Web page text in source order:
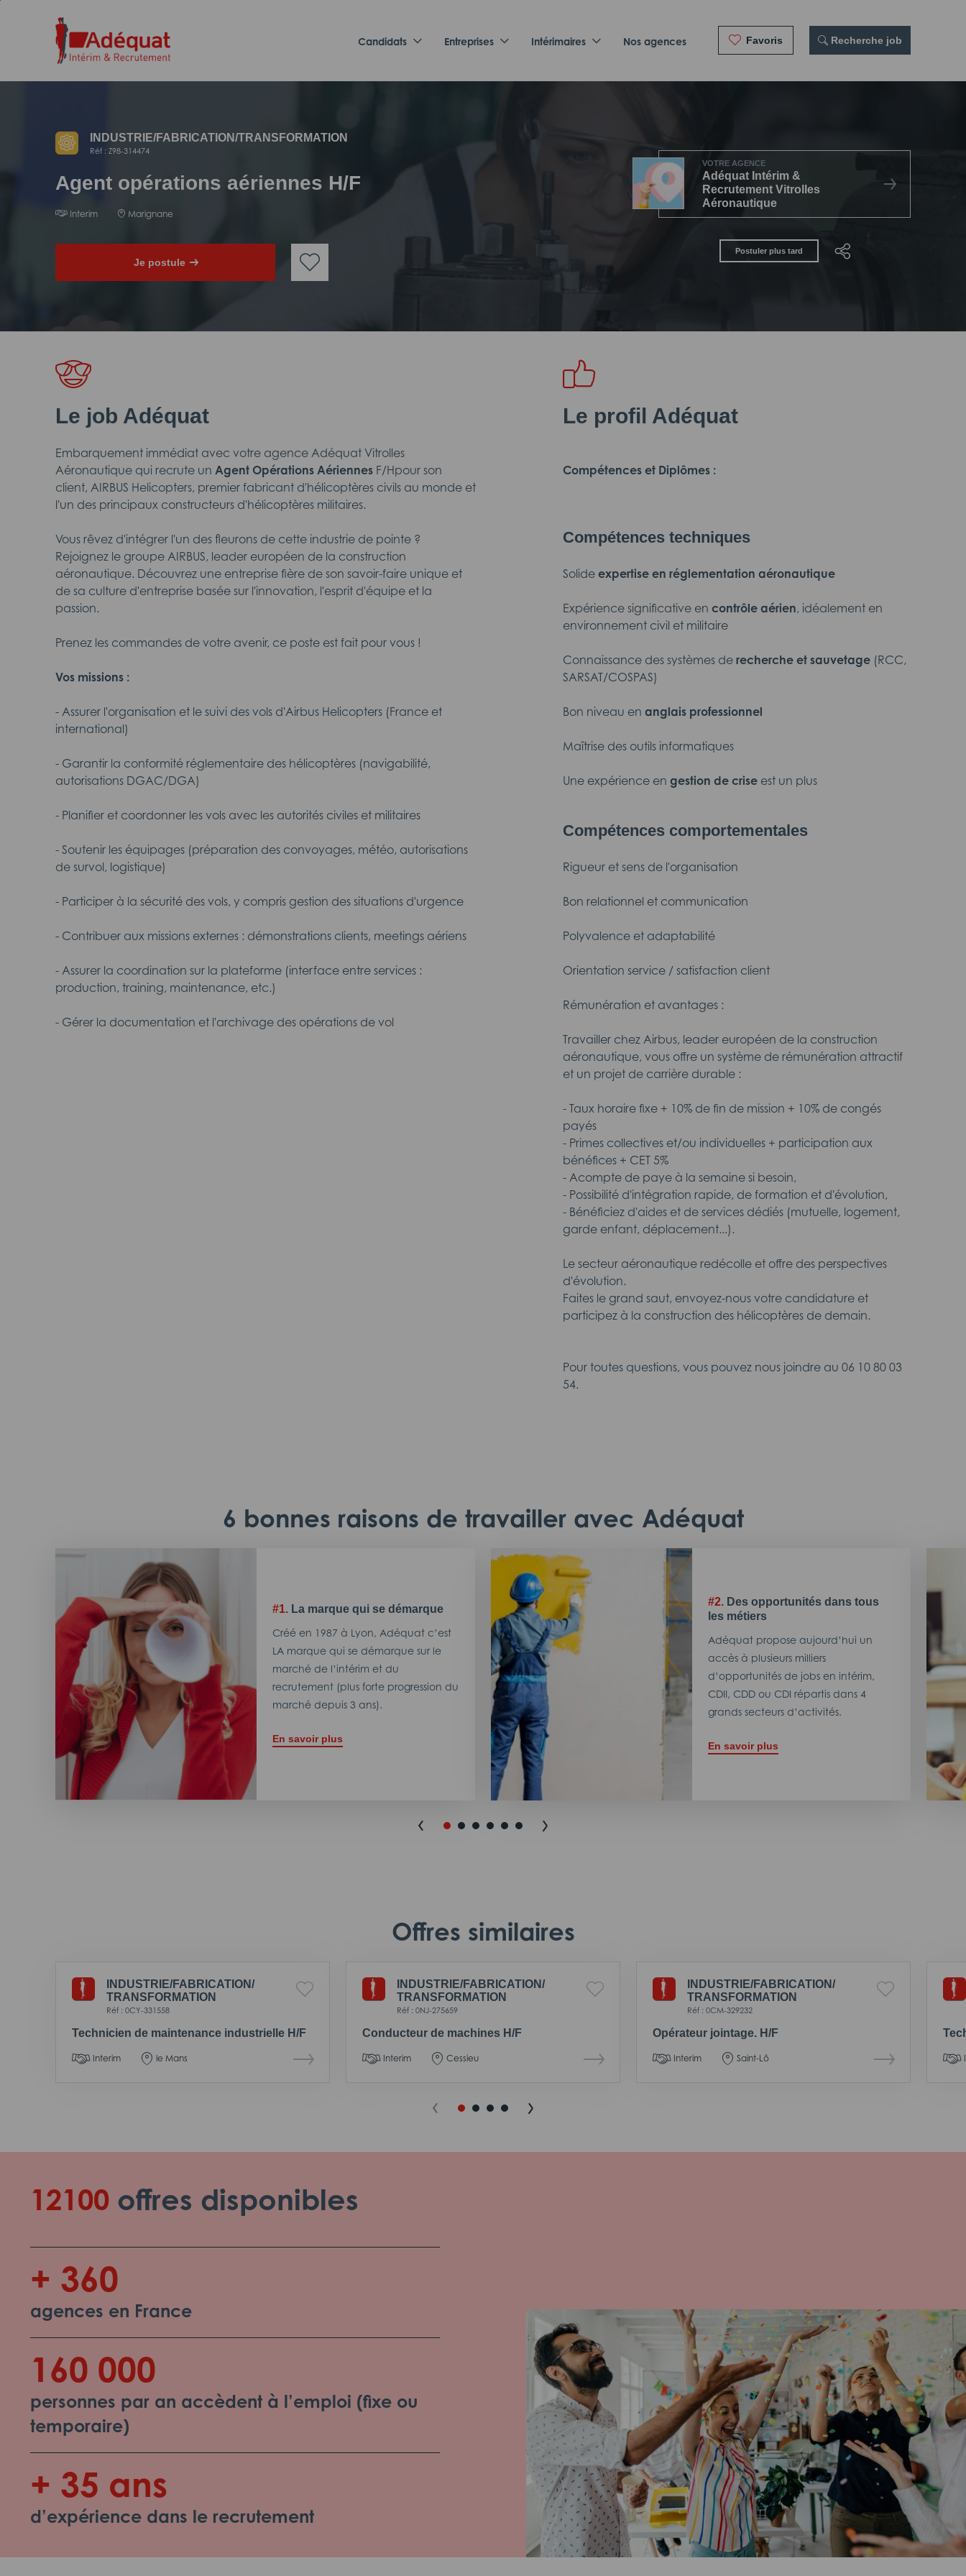
navigation
Candidats Entreprises Intérimaires Nos agences Favoris Recherche job
INDUSTRIE/FABRICATION/TRANSFORMATION
Réf : Z98-314474
Agent opérations aériennes H/F
Interim Marignane
Je postule
VOTRE AGENCE
Adéquat Intérim &
Recrutement Vitrolles
Aéronautique
Postuler plus tard
Le job Adéquat
Embarquement immédiat avec votre agence Adéquat Vitrolles
Aéronautique qui recrute un Agent Opérations Aériennes F/Hpour son
client, AIRBUS Helicopters, premier fabricant d'hélicoptères civils au monde et
l'un des principaux constructeurs d'hélicoptères militaires.
Vous rêvez d'intégrer l'un des fleurons de cette industrie de pointe ?
Rejoignez le groupe AIRBUS, leader européen de la construction
aéronautique. Découvrez une entreprise fière de son savoir-faire unique et
de sa culture d'entreprise basée sur l'innovation, l'esprit d'équipe et la
passion.
Prenez les commandes de votre avenir, ce poste est fait pour vous !
Vos missions :
- Assurer l'organisation et le suivi des vols d'Airbus Helicopters (France et
international)
- Garantir la conformité réglementaire des hélicoptères (navigabilité,
autorisations DGAC/DGA)
- Planifier et coordonner les vols avec les autorités civiles et militaires
- Soutenir les équipages (préparation des convoyages, météo, autorisations
de survol, logistique)
- Participer à la sécurité des vols, y compris gestion des situations d'urgence
- Contribuer aux missions externes : démonstrations clients, meetings aériens
- Assurer la coordination sur la plateforme (interface entre services :
production, training, maintenance, etc.)
- Gérer la documentation et l'archivage des opérations de vol
Le profil Adéquat
Compétences et Diplômes :
Compétences techniques
Solide expertise en réglementation aéronautique
Expérience significative en contrôle aérien, idéalement en
environnement civil et militaire
Connaissance des systèmes de recherche et sauvetage(RCC,
SARSAT/COSPAS)
Bon niveau en anglais professionnel
Maîtrise des outils informatiques
Une expérience en gestion de criseest un plus
Compétences comportementales
Rigueur et sens de l'organisation
Bon relationnel et communication
Polyvalence et adaptabilité
Orientation service / satisfaction client
Rémunération et avantages :
Travailler chez Airbus, leader européen de la construction
aéronautique, vous offre un système de rémunération attractif
et un projet de carrière durable :
- Taux horaire fixe + 10% de fin de mission + 10% de congés
payés
- Primes collectives et/ou individuelles + participation aux
bénéfices + CET 5%
- Acompte de paye à la semaine si besoin,
- Possibilité d'intégration rapide, de formation et d'évolution,
- Bénéficiez d'aides et de services dédiés (mutuelle, logement,
garde enfant, déplacement...).
Le secteur aéronautique redécolle et offre des perspectives
d'évolution.
Faites le grand saut, envoyez-nous votre candidature et
participez à la construction des hélicoptères de demain.
Pour toutes questions, vous pouvez nous joindre au 06 10 80 03
54.
6 bonnes raisons de travailler avec Adéquat
#1. La marque qui se démarque
Créé en 1987 à Lyon, Adéquat c’est
LA marque qui se démarque sur le
marché de l’intérim et du
recrutement (plus forte progression du
marché depuis 3 ans).
En savoir plus
#2. Des opportunités dans tous
les métiers
Adéquat propose aujourd’hui un
accès à plusieurs milliers
d’opportunités de jobs en intérim,
CDII, CDD ou CDI répartis dans 4
grands secteurs d’activités.
En savoir plus
Offres similaires
INDUSTRIE/FABRICATION/
TRANSFORMATION
Réf : 0CY-331558
Technicien de maintenance industrielle H/F
Interim le Mans
INDUSTRIE/FABRICATION/
TRANSFORMATION
Réf : 0NJ-275659
Conducteur de machines H/F
Interim Cessieu
INDUSTRIE/FABRICATION/
TRANSFORMATION
Réf : 0CM-329232
Opérateur jointage. H/F
Interim Saint-Lô
12100 offres disponibles
+ 360
agences en France
160 000
personnes par an accèdent à l’emploi (fixe ou
temporaire)
+ 35 ans
d’expérience dans le recrutement